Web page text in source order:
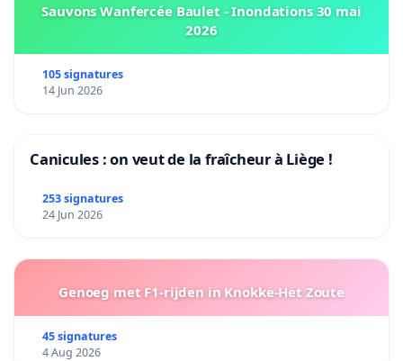
Sauvons Wanfercée Baulet - Inondations 30 mai
2026
105 signatures
14 Jun 2026
Canicules : on veut de la fraîcheur à Liège !
253 signatures
24 Jun 2026
Genoeg met F1-rijden in Knokke-Het Zoute
45 signatures
4 Aug 2026